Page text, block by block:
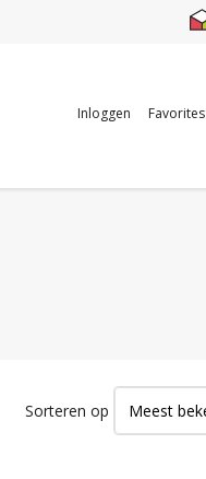
Inloggen Favorites
Sorteren op